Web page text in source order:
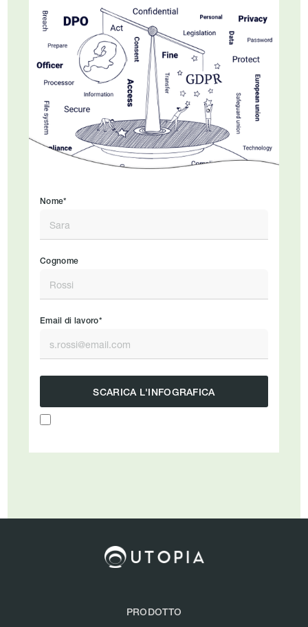
Nome*
Cognome
Email di lavoro*
PRODOTTO